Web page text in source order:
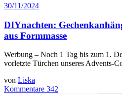
30/11/2024
DIYnachten:
aus Formmasse
Werbung – Noch 1 Tag bis zum 1.
vorletzte Türchen unseres Advents-
von Liska
Kommentare 342